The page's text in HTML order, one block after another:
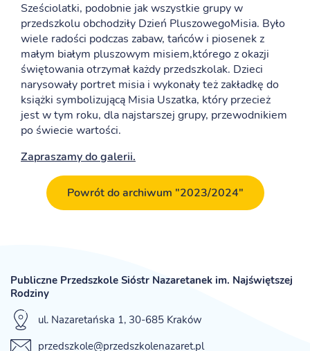
Sześciolatki, podobnie jak wszystkie grupy w
przedszkolu obchodziły Dzień PluszowegoMisia. Było
wiele radości podczas zabaw, tańców i piosenek z
małym białym pluszowym misiem,którego z okazji
świętowania otrzymał każdy przedszkolak. Dzieci
narysowały portret misia i wykonały też zakładkę do
książki symbolizującą Misia Uszatka, który przecież
jest w tym roku, dla najstarszej grupy, przewodnikiem
po świecie wartości.
Zapraszamy do galerii.
Powrót do archiwum "2023/2024"
Publiczne Przedszkole Sióstr Nazaretanek im. Najświętszej
Rodziny
ul. Nazaretańska 1, 30-685 Kraków
przedszkole@przedszkolenazaret.pl